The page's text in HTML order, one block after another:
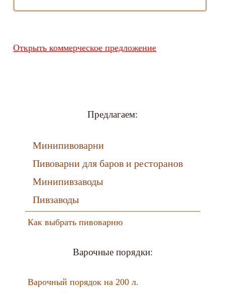
Открыть коммерческое предложение
Предлагаем:
Минипивоварни
Пивоварни для баров и ресторанов
Минипивзаводы
Пивзаводы
Как выбрать пивоварню
Варочные порядки:
Варочный порядок на 200 л.